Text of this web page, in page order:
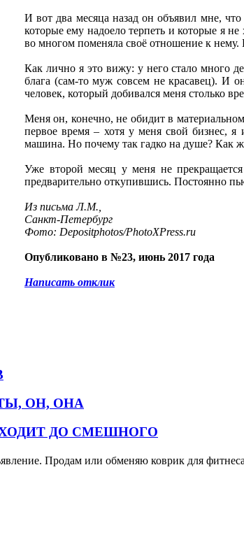
И вот два месяца назад он объявил мне,
которые ему надоело терпеть и которые я
во многом поменяла своё отношение к
Как лично я это вижу: у него стало много
блага (сам-то муж совсем не красавец). И
человек, который добивался меня столько
Меня он, конечно, не обидит в
первое время – хотя у меня свой бизнес, я
машина. Но почему так гадко на душе? Как
Уже второй месяц у меня не
предварительно откупившись. Постоянно
Из письма Л.М.,
Санкт-Петербург
Фото: Depositphotos/PhotoXPress.ru
Опубликовано в №23, июнь 2017 года
Написать отклик
ОН, ОНА
ДО СМЕШНОГО
Продам или обменяю коврик для